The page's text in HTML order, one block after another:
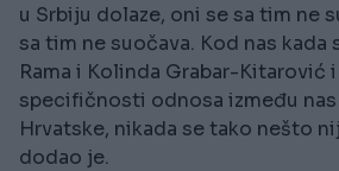
u Srbiju dolaze, oni se sa tim ne
sa tim ne suočava. Kod nas kada
Rama i Kolinda Grabar-Kitarović
specifičnosti odnosa između nas
Hrvatske, nikada se tako nešto
dodao je.